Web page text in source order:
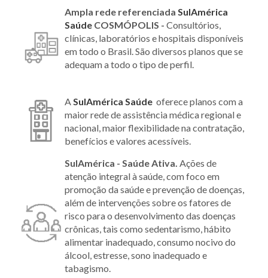
Ampla rede referenciada SulAmérica
Saúde COSMÓPOLIS - Consultórios,
clínicas, laboratórios e hospitais disponíveis
em todo o Brasil. São diversos planos que se
adequam a todo o tipo de perfil.
ASulAmérica Saúde oferece planos com a
maior rede de assistência médica regional e
nacional, maior flexibilidade na contratação,
benefícios e valores acessíveis.
SulAmérica - Saúde Ativa. Ações de
atenção integral à saúde, com foco em
promoção da saúde e prevenção de doenças,
além de intervenções sobre os fatores de
risco para o desenvolvimento das doenças
crônicas, tais como sedentarismo, hábito
alimentar inadequado, consumo nocivo do
álcool, estresse, sono inadequado e
tabagismo.